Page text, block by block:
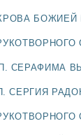
БОЖИЕЙ
СЕРАФИМА
СЕРГИЯ